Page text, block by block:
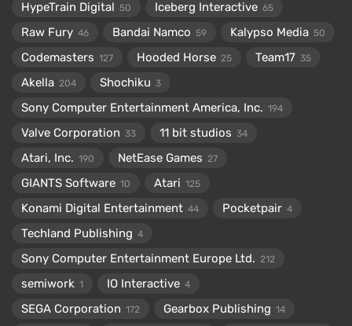
HypeTrain Digital 50 Iceberg Interactive 65
Raw Fury 46 Bandai Namco 59 Kalypso Media 50
Codemasters 127 Hooded Horse 25 Team17 35
Akella 204 Shochiku 3
Sony Computer Entertainment America, Inc. 194
Valve Corporation 33 11 bit studios 34
Atari, Inc. 190 NetEase Games 27
GIANTS Software 10 Atari 125
Konami Digital Entertainment 44 Pocketpair 4
Techland Publishing 4
Sony Computer Entertainment Europe Ltd. 212
semiwork 1 IO Interactive 4
SEGA Corporation 172 Gearbox Publishing 14